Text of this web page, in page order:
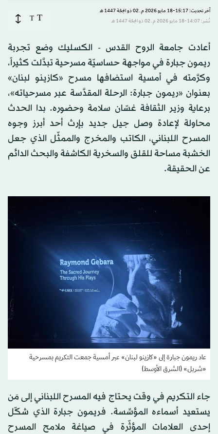
آخر تحديث: 15:17-18 مايو 2026 م ـ 02 ذو الحِجّة 1447 هـ
نُشر: 14:07-18 مايو 2026 م ـ 02 ذو الحِجّة 1447 هـ
T
T
أعادت جامعة الروح القدس - الكسليك وضع تجربة
ريمون جبارة في مواجهة حساسيّة مسرحية تبدَّلت كثيراً،
وكرَّمته في أمسية استضافها مسرح «كازينو لبنان»
بعنوان «ريمون جبارة: الرحلة المقدَّسة عبر مسرحياته»،
برعاية وزير الثقافة غسّان سلامة وحضوره. بدا الحدث
محاولة لإعادة وصل جيل جديد بإرث أحد أبرز وجوه
المسرح اللبناني، الكاتب والمخرج والممثّل الذي جعل
الخشبة مساحة للقلق والسخرية الكاشفة والبحث الدائم
عن الحقيقة.
عاد ريمون جبارة إلى «كازينو لبنان» عبر أمسية جمعت التكريم بمسرحية
«شربل» (الشرق الأوسط)
جاء التكريم في وقت يحتاج فيه المسرح اللبناني إلى مَن
يستعيد أسماءه المؤسِّسة. فريمون جبارة الذي شكّل
إحدى العلامات المؤثّرة في صياغة ملامح المسرح